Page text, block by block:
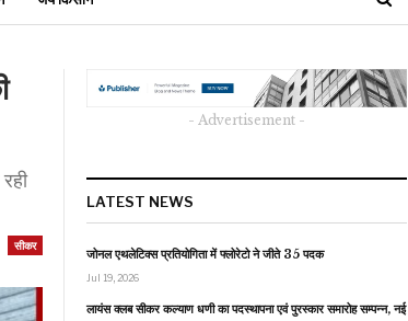
सीकर
- Advertisement -
LATEST NEWS
जोनल एथलेटिक्स प्रतियोगिता में फ्लोरेटो ने जीते 35 पदक
Jul 19, 2026
लायंस क्लब सीकर कल्याण धणी का पदस्थापना एवं पुरस्कार समारोह सम्पन्न, नई